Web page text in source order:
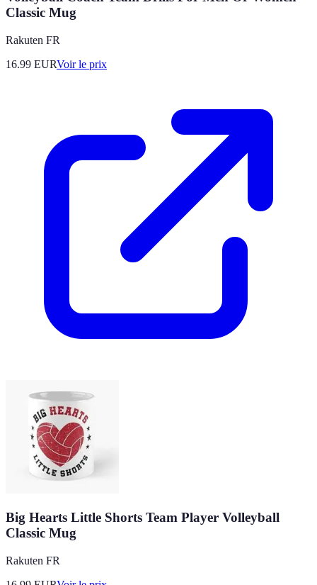
Classic Mug
Rakuten FR
16.99 EURVoir le prix
Big Hearts Little Shorts Team Player Volleyball
Classic Mug
Rakuten FR